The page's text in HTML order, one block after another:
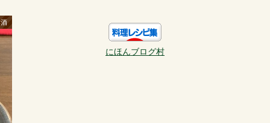
にほんブログ村